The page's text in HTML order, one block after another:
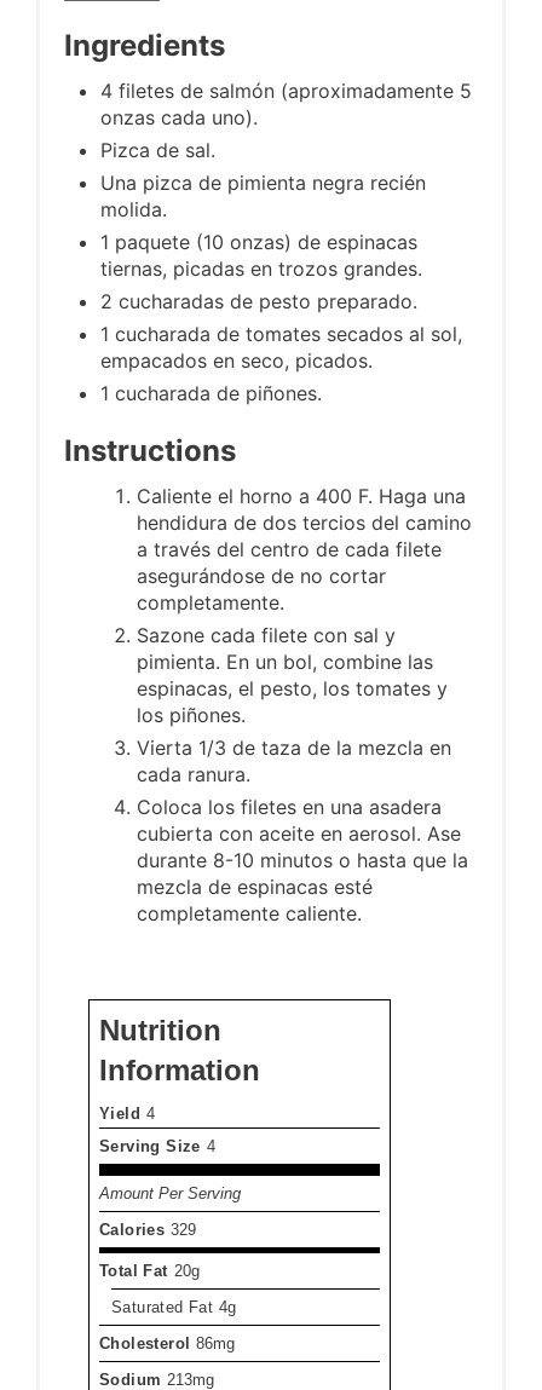
Ingredients
4 filetes de salmón (aproximadamente 5
onzas cada uno).
Pizca de sal.
Una pizca de pimienta negra recién
molida.
1 paquete (10 onzas) de espinacas
tiernas, picadas en trozos grandes.
2 cucharadas de pesto preparado.
1 cucharada de tomates secados al sol,
empacados en seco, picados.
1 cucharada de piñones.
Instructions
Caliente el horno a 400 F. Haga una
hendidura de dos tercios del camino
a través del centro de cada filete
asegurándose de no cortar
completamente.
Sazone cada filete con sal y
pimienta. En un bol, combine las
espinacas, el pesto, los tomates y
los piñones.
Vierta 1/3 de taza de la mezcla en
cada ranura.
Coloca los filetes en una asadera
cubierta con aceite en aerosol. Ase
durante 8-10 minutos o hasta que la
mezcla de espinacas esté
completamente caliente.
Nutrition
Information
Yield 4
Serving Size 4
Amount Per Serving
Calories 329
Total Fat 20g
Saturated Fat 4g
Cholesterol
86mg
Sodium 213mg